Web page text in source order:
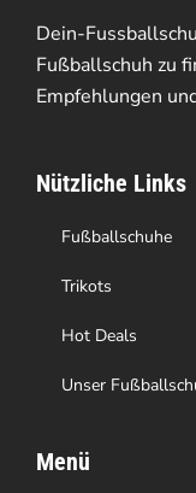
Die
Optionen
können
der
Produktseite
gewählt
werden
Dein-
Fußballschuh zu
Empfehlungen
Nützliche Links
Fußballschuhe
Trikots
Hot Deals
Unser
Menü